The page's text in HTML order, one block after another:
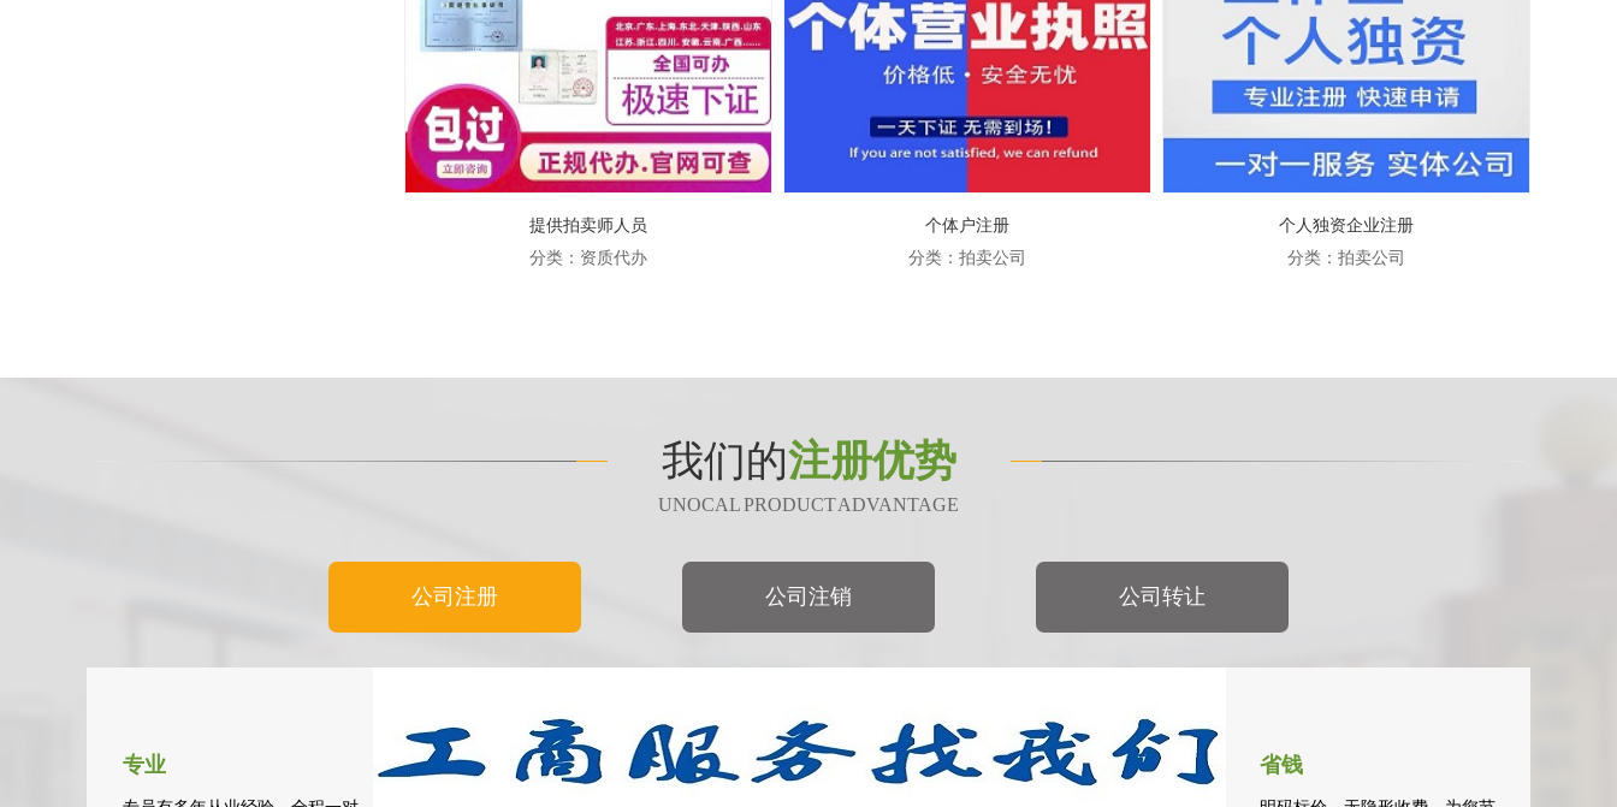
提供拍卖师人员
分类：资质代办
个体户注册
分类：拍卖公司
个人独资企业注册
分类：拍卖公司
我们的注册优势
UNOCAL PRODUCT ADVANTAGE
公司注册 公司注销 公司转让
专业 省钱